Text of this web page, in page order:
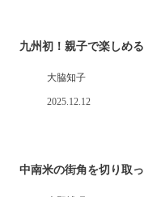
九州初！親子で楽しめ
大脇知子
2025.12.12
中南米の街角を切り取